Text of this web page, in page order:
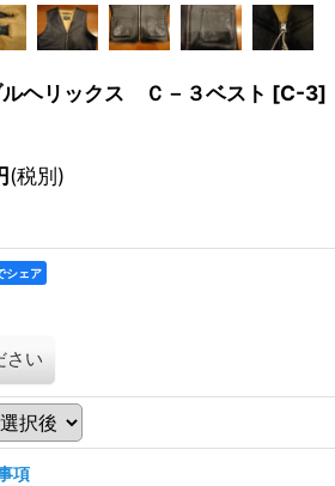
ヘリックス Ｃ－３ベスト [C-3]
(税別)
シェア
さい
項